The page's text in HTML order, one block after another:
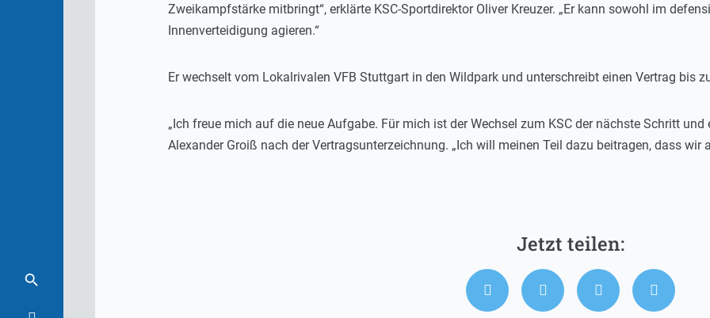
Zweikampfstärke mitbringt“, erklärte KSC-Sportdirektor Oliver Kreuzer. „Er kann sowohl im
Innenverteidigung agieren.“
Er wechselt vom Lokalrivalen VFB Stuttgart in den Wildpark und unterschreibt einen Vertrag bis
„Ich freue mich auf die neue Aufgabe. Für mich ist der Wechsel zum KSC der nächste Schritt
Alexander Groiß nach der Vertragsunterzeichnung. „Ich will meinen Teil dazu beitragen, dass